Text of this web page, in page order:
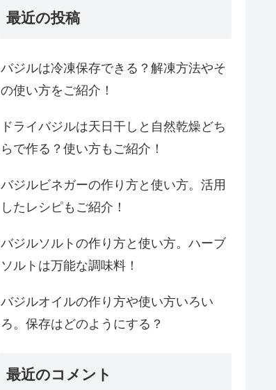
最近の投稿
バジルは冷凍保存できる？解凍方法やそ
の使い方をご紹介！
ドライバジルは天日干しと自然乾燥どち
らで作る？使い方もご紹介！
バジルビネガーの作り方と使い方。活用
したレシピもご紹介！
バジルソルトの作り方と使い方。ハーブ
ソルトは万能な調味料！
バジルオイルの作り方や使い方いろい
ろ。保存はどのようにする？
最近のコメント